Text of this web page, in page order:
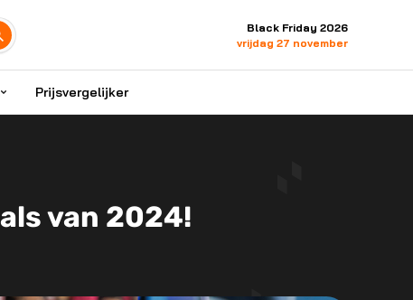
Black Friday 2026
vrijdag 27 november
Prijsvergelijker
van 2024!